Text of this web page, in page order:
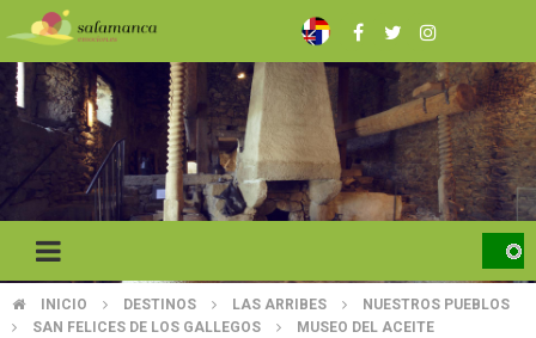
Pasar
al
contenido
principal
SOBRESCRIBIR
INICIO DESTINOS LAS ARRIBES
NUESTROS PUEBLOS
SAN FELICES DE LOS GALLEGOS
MUSEO DEL ACEITE